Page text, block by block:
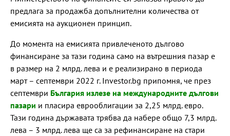
предлага за продажба допълнителни количества от
емисията на аукционен принцип.
До момента на емисията привлеченото дългово
финансиране за тази година само на вътрешния пазар е
в размер на 2 млрд. лева и е реализирано в периода
март – септември 2022 г. Investor.bg припомня, че през
септември България излезе на международните дългови
пазари и пласира еврооблигации за 2,25 млрд. евро.
Тази година държавата трябва да набере общо 7,3 млрд.
лева – 3 млрд. лева ще са за рефинансиране на стари